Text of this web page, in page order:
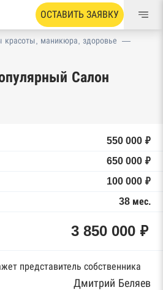
ОСТАВИТЬ ЗАЯВКУ
красоты, маникюра, здоровье —
Салон
550 000 ₽
650 000 ₽
100 000 ₽
38 мес.
3 850 000 ₽
представитель собственника
Дмитрий Беляев